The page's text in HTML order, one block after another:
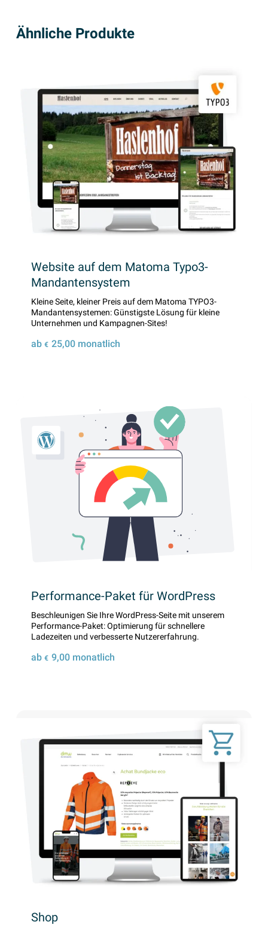
Ähnliche Produkte
Website auf dem Matoma Typo3-
Mandantensystem
Kleine Seite, kleiner Preis auf dem Matoma TYPO3-
Mandantensystemen: Günstigste Lösung für kleine
Unternehmen und Kampagnen-Sites!
ab € 25,00monatlich
Performance-Paket für WordPress
Beschleunigen Sie Ihre WordPress-Seite mit unserem
Performance-Paket: Optimierung für schnellere
Ladezeiten und verbesserte Nutzererfahrung.
ab € 9,00monatlich
Shop